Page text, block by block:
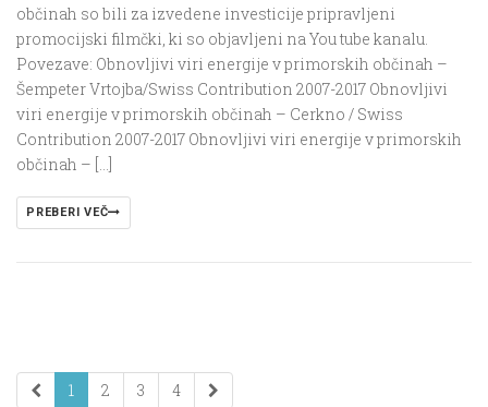
občinah so bili za izvedene investicije pripravljeni
promocijski filmčki, ki so objavljeni na You tube kanalu.
Povezave: Obnovljivi viri energije v primorskih občinah –
Šempeter Vrtojba/Swiss Contribution 2007-2017 Obnovljivi
viri energije v primorskih občinah – Cerkno / Swiss
Contribution 2007-2017 Obnovljivi viri energije v primorskih
občinah – […]
PREBERI VEČ
1 2 3 4